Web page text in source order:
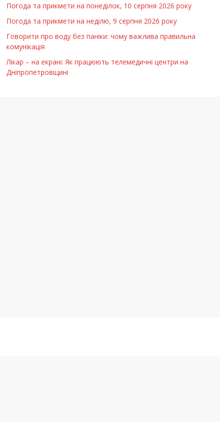
Погода та прикмети на понеділок, 10 серпня 2026 року
Погода та прикмети на неділю, 9 серпня 2026 року
Говорити про воду без паніки: чому важлива правильна
комунікація
Лікар – на екрані: Як працюють телемедичні центри на
Дніпропетровщині